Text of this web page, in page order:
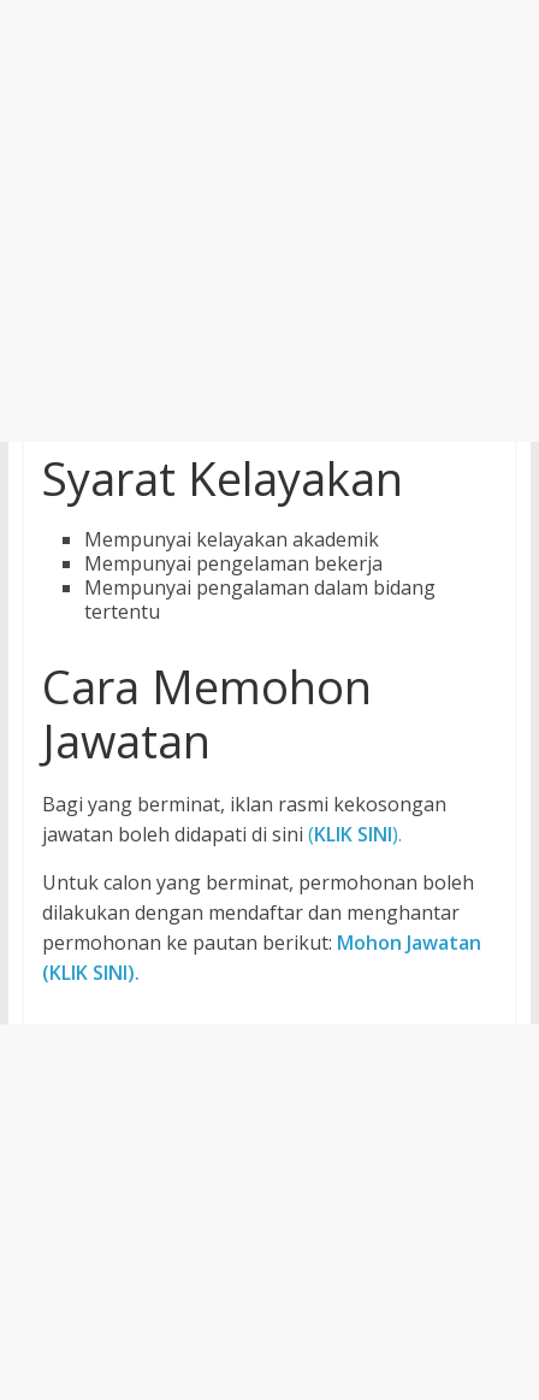
Syarat Kelayakan
Mempunyai kelayakan akademik
Mempunyai pengelaman bekerja
Mempunyai pengalaman dalam bidang
tertentu
Cara Memohon
Jawatan
Bagi yang berminat, iklan rasmi kekosongan
jawatan boleh didapati di sini (KLIK SINI).
Untuk calon yang berminat, permohonan boleh
dilakukan dengan mendaftar dan menghantar
permohonan ke pautan berikut: Mohon Jawatan
(KLIK SINI).